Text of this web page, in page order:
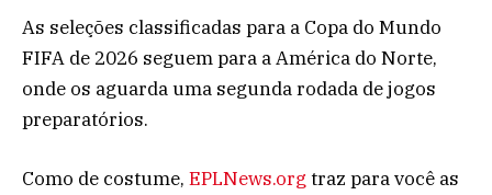
As seleções classificadas para a Copa do Mundo
FIFA de 2026 seguem para a América do Norte,
onde os aguarda uma segunda rodada de jogos
preparatórios.
Como de costume, EPLNews.org traz para você as